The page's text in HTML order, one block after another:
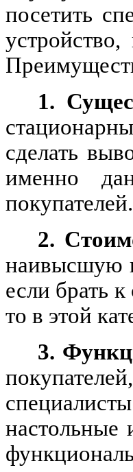
посетить
1.
сделать
именно
покупателей.
2.
наивысшую
если брать
то в этой
3.
настольные